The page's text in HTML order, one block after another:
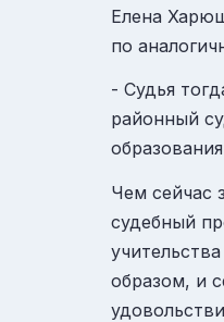
Елена
по
- Судья
районный
Чем сейчас
судебный
образом, и